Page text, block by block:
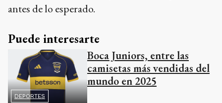
antes de lo esperado.
Puede interesarte
DEPORTES
Boca Juniors, entre las
camisetas más vendidas del
mundo en 2025